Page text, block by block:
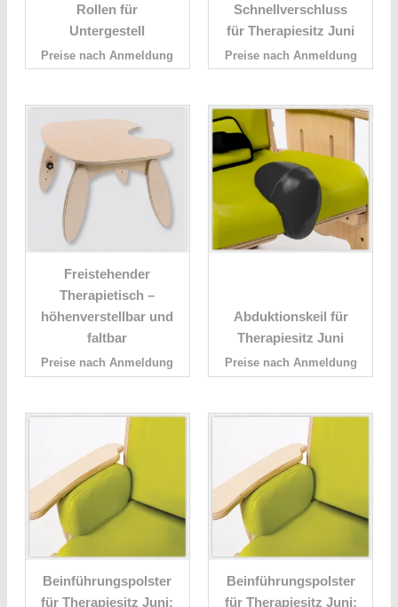
Rollen für
Untergestell
Preise nach Anmeldung
Schnellverschluss
für Therapiesitz Juni
Preise nach Anmeldung
Freistehender
Therapietisch –
höhenverstellbar und
faltbar
Preise nach Anmeldung
Abduktionskeil für
Therapiesitz Juni
Preise nach Anmeldung
Beinführungspolster
für Therapiesitz Juni;
Beinführungspolster
für Therapiesitz Juni;